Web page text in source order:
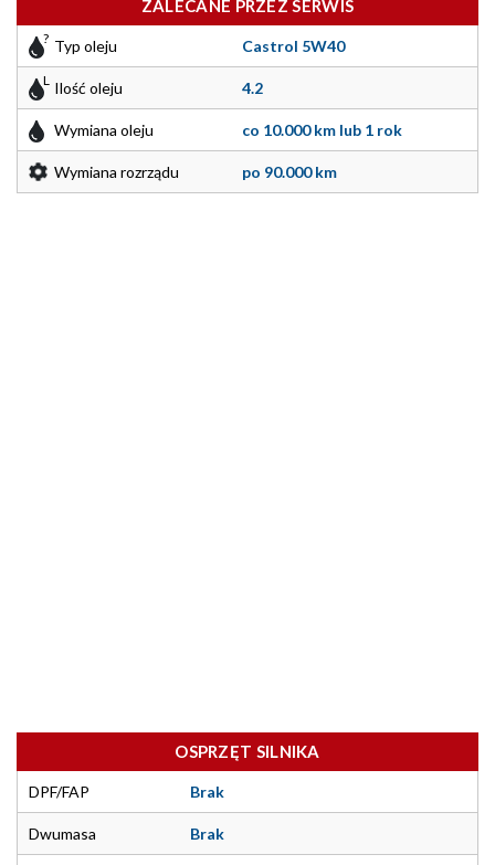
ZALECANE PRZEZ SERWIS
Typ oleju Castrol 5W40
Ilość oleju 4.2
Wymiana oleju co 10.000 km lub 1 rok
Wymiana rozrządu po 90.000 km
OSPRZĘT SILNIKA
DPF/FAP Brak
Dwumasa Brak